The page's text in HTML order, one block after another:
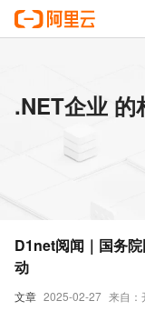
.NET企业 的
文章 2025-02-27 来自：
D1net阅闻｜国务
动